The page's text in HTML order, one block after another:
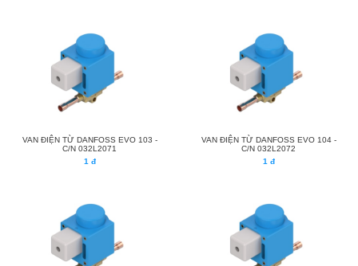
VAN ĐIỆN TỪ DANFOSS EVO 103 -
C/N 032L2071
1 đ
VAN ĐIỆN TỪ DANFOSS EVO 104 -
C/N 032L2072
1 đ